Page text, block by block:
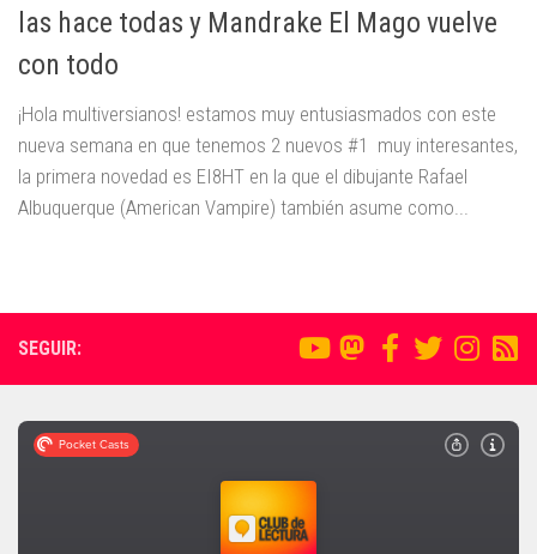
las hace todas y Mandrake El Mago vuelve
con todo
¡Hola multiversianos! estamos muy entusiasmados con este
nueva semana en que tenemos 2 nuevos #1 muy interesantes,
la primera novedad es EI8HT en la que el dibujante Rafael
Albuquerque (American Vampire) también asume como...
SEGUIR: